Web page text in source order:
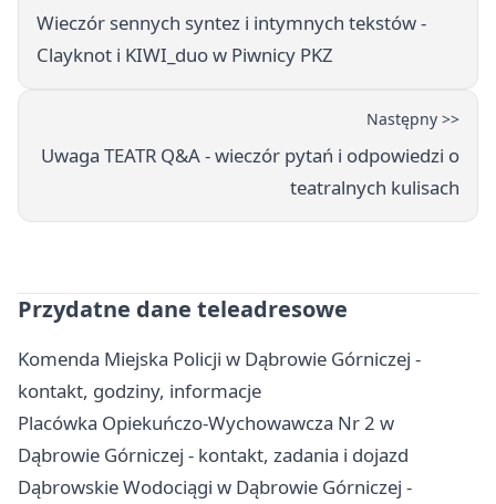
Wieczór sennych syntez i intymnych tekstów -
Clayknot i KIWI_duo w Piwnicy PKZ
Następny >>
Uwaga TEATR Q&A - wieczór pytań i odpowiedzi o
teatralnych kulisach
Przydatne dane teleadresowe
Komenda Miejska Policji w Dąbrowie Górniczej -
kontakt, godziny, informacje
Placówka Opiekuńczo-Wychowawcza Nr 2 w
Dąbrowie Górniczej - kontakt, zadania i dojazd
Dąbrowskie Wodociągi w Dąbrowie Górniczej -